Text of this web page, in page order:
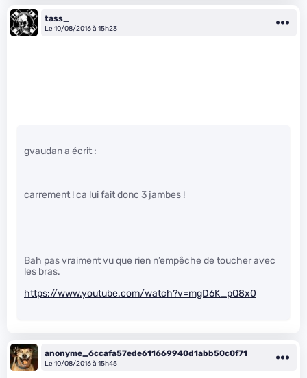
tass_
Le 10/08/2016 à 15h23
gvaudan a écrit :
carrement ! ca lui fait donc 3 jambes !
Bah pas vraiment vu que rien n’empêche de toucher avec
les bras.
https://www.youtube.com/watch?v=mgD6K_pQ8x0
anonyme_6ccafa57ede611669940d1abb50c0f71
Le 10/08/2016 à 15h45